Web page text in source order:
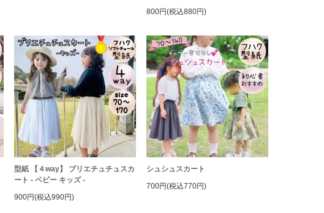
800円(税込880円)
型紙 【４way】 ブリエチュチュスカ
ート - ベビー キッズ -
900円(税込990円)
シュシュスカート
700円(税込770円)